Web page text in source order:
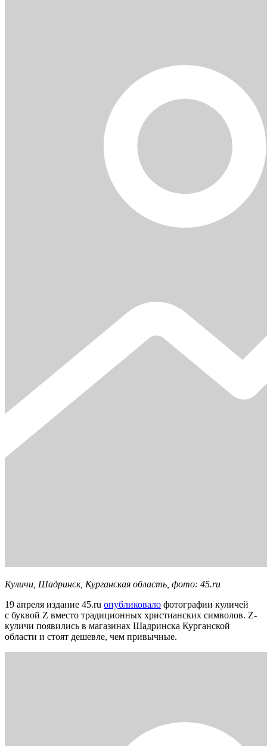
Куличи, Шадринск, Курганская область, фото: 45.ru
19 апреля издание 45.ru опубликовало фотографии куличей
с буквой Z вместо традиционных христианских символов. Z-
куличи появились в магазинах Шадринска Курганской
области и стоят дешевле, чем привычные.